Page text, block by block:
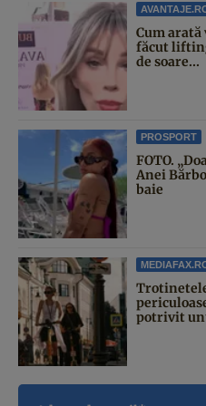
Cum arată
făcut
de soare...
PROSPORT
FOTO.
Anei
baie
potrivit